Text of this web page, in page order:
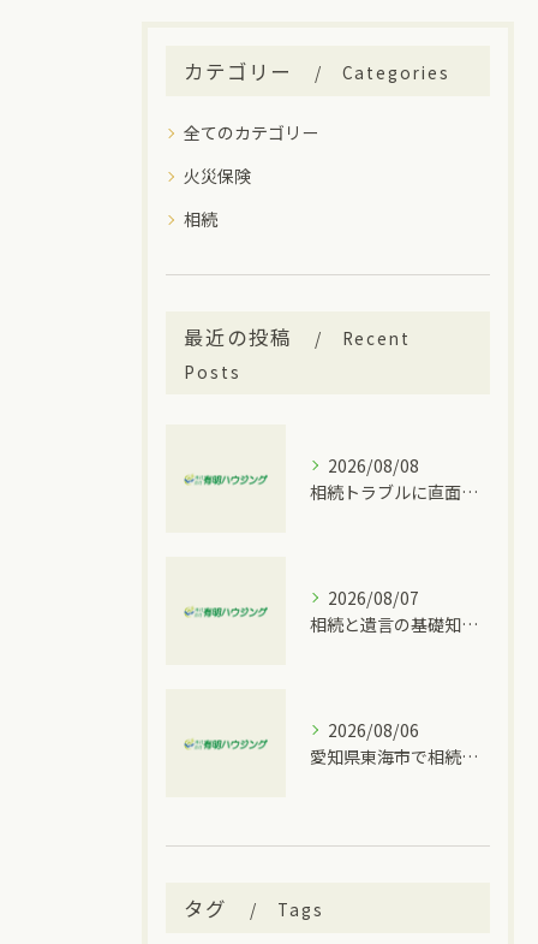
カテゴリー Categories
全てのカテゴリー
火災保険
相続
最近の投稿
Recent
Posts
2026/08/08
相続トラブルに直面したとき家族内で揉めやすいパターンと愛知県豊明市で行える対策
2026/08/07
相続と遺言の基礎知識を大府市の実情に合わせて分かりやすく解説
2026/08/06
愛知県東海市で相続トラブルが発生した時に取るべき具体的な手順と窓口比較
タグ Tags